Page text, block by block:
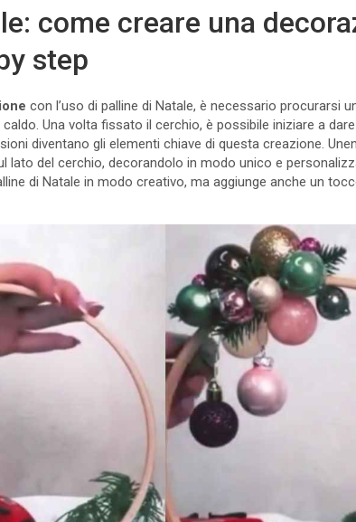
come creare una
step
con l’uso di palline di Natale, è necessario procurarsi
Una volta fissato il cerchio, è possibile iniziare a
diventano gli elementi chiave di questa creazione.
lato del cerchio, decorandolo in modo unico e
di Natale in modo creativo, ma aggiunge anche un